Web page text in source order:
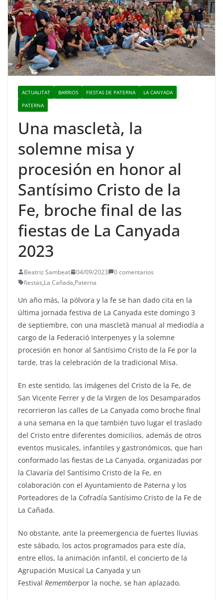
ACTUALITAT BARRIOS FIESTAS DE PATERNA
LA CANYADA
PATERNA
Una mascletà, la
solemne misa y
procesión en honor al
Santísimo Cristo de la
Fe, broche final de las
fiestas de La Canyada
2023
Beatriz Sambeat 04/09/2023
0 comentarios
fiestas,La Cañada,Paterna
Un año más, la pólvora y la fe se han dado cita en la
última jornada festiva de La Canyada este domingo 3
de septiembre, con una mascletà manual al mediodía a
cargo de la Federació Interpenyes y la solemne
procesión en honor al Santísimo Cristo de la Fe por la
tarde, tras la celebración de la tradicional Misa.
En este sentido, las imágenes del Cristo de la Fe, de
San Vicente Ferrer y de la Virgen de los Desamparados
recorrieron las calles de La Canyada como broche final
a una semana en la que también tuvo lugar el traslado
del Cristo entre diferentes domicilios, además de otros
eventos musicales, infantiles y gastronómicos, que han
conformado las fiestas de La Canyada, organizadas por
la Clavaría del Santísimo Cristo de la Fe, en
colaboración con el Ayuntamiento de Paterna y los
Porteadores de la Cofradía Santísimo Cristo de la Fe de
La Cañada.
No obstante, ante la preemergencia de fuertes lluvias
este sábado, los actos programados para este día,
entre ellos, la animación infantil, el concierto de la
Agrupación Musical La Canyada y un
Festival Rememberpor la noche, se han aplazado.